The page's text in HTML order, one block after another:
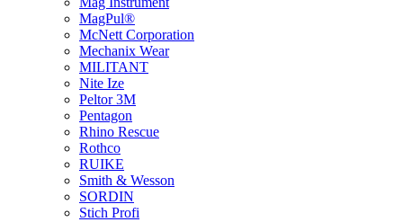
MagPul®
McNett Corporation
Mechanix Wear
MILITANT
Nite Ize
Peltor 3M
Pentagon
Rhino Rescue
Rothco
RUIKE
Smith & Wesson
SORDIN
Stich Profi